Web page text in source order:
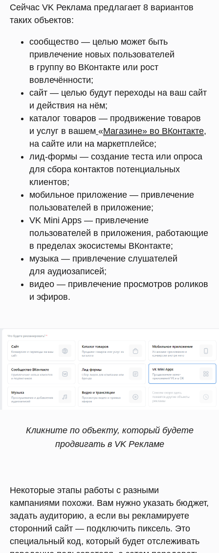
Сейчас VK Реклама предлагает 8 вариантов
таких объектов:
сообщество — целью может быть
привлечение новых пользователей
в группу во ВКонтакте или рост
вовлечённости;
сайт — целью будут переходы на ваш сайт
и действия на нём;
каталог товаров — продвижение товаров
и услуг в вашем «Магазине» во ВКонтакте,
на сайте или на маркетплейсе;
лид-формы — создание теста или опроса
для сбора контактов потенциальных
клиентов;
мобильное приложение — привлечение
пользователей в приложение;
VK Mini Apps — привлечение
пользователей в приложения, работающие
в пределах экосистемы ВКонтакте;
музыка — привлечение слушателей
для аудиозаписей;
видео — привлечение просмотров роликов
и эфиров.
Кликните по объекту, который будете
продвигать в VK Рекламе
Некоторые этапы работы с разными
кампаниями похожи. Вам нужно указать бюджет,
задать аудиторию, а если вы рекламируете
сторонний сайт — подключить пиксель. Это
специальный код, который будет отслеживать